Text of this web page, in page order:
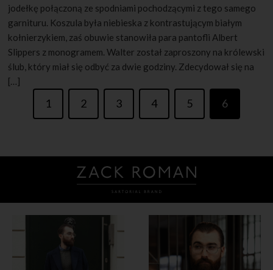
jodełkę połączoną ze spodniami pochodzącymi z tego samego
garnituru. Koszula była niebieska z kontrastującym białym
kołnierzykiem, zaś obuwie stanowiła para pantofli Albert
Slippers z monogramem. Walter został zaproszony na królewski
ślub, który miał się odbyć za dwie godziny. Zdecydował się na
[…]
1 2 3 4 5 6